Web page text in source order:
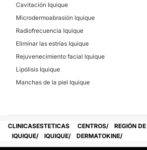
Cavitación Iquique
Microdermoabrasión Iquique
Radiofrecuencia Iquique
Eliminar las estrías Iquique
Rejuvenecimiento facial Iquique
Lipólisis Iquique
Manchas de la piel Iquique
CLINICASESTETICAS CENTROS
REGIÓN
IQUIQUE
IQUIQUE DERMATOKINE